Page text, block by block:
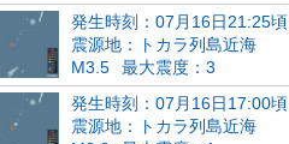
発生時刻：07月16日21:25頃
震源地：トカラ列島近海
M3.5
最大震度：3
発生時刻：07月16日17:00頃
震源地：トカラ列島近海